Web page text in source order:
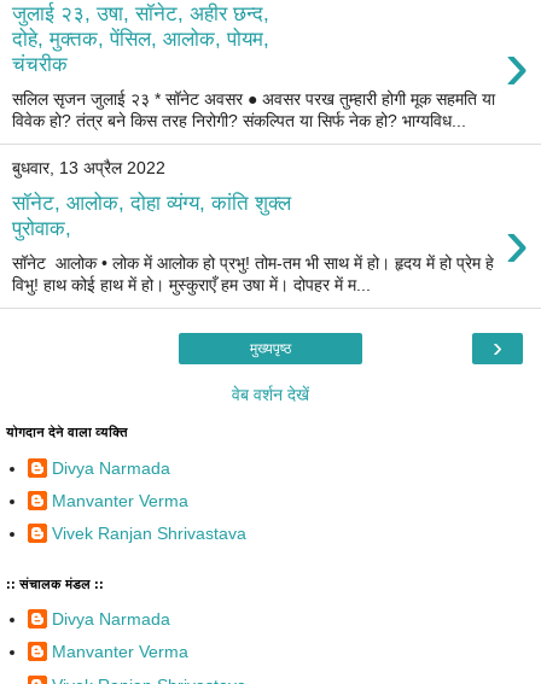
जुलाई २३, उषा, सॉनेट, अहीर छन्द,
दोहे, मुक्तक, पेंसिल, आलोक, पोयम,
चंचरीक
›
सलिल सृजन जुलाई २३ * सॉनेट अवसर ● अवसर परख तुम्हारी होगी मूक सहमति या
विवेक हो? तंत्र बने किस तरह निरोगी? संकल्पित या सिर्फ नेक हो? भाग्यविध...
बुधवार, 13 अप्रैल 2022
सॉनेट, आलोक, दोहा व्यंग्य, कांति शुक्ल
पुरोवाक,
›
सॉनेट आलोक • लोक में आलोक हो प्रभु! तोम-तम भी साथ में हो। हृदय में हो प्रेम हे
विभु! हाथ कोई हाथ में हो। मुस्कुराएँ हम उषा में। दोपहर में म...
›
मुख्यपृष्ठ
वेब वर्शन देखें
योगदान देने वाला व्यक्ति
Divya Narmada
Manvanter Verma
Vivek Ranjan Shrivastava
:: संचालक मंडल ::
Divya Narmada
Manvanter Verma